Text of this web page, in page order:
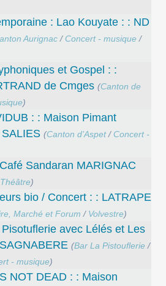
: Lao Kouyate : : ND
Aurignac/ Concert - musique/
et Gospel : :
de Cmges (Canton de
)
: : Maison Pimant
(Canton d’Aspet/ Concert -
Sandaran MARIGNAC
Théâtre)
bio / Concert : : LATRAPE
Marché et Forum / Volvestre)
avec Lélés et Les
(Bar La Pistouflerie/
- musique)
NOT DEAD : : Maison